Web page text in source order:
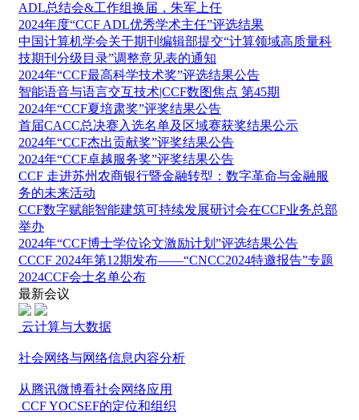
ADL总结会&工作组换届，朱军上任
2024年度“CCF ADL优秀学术主任”评选结果
中国计算机学会关于期刊编辑部提交“计算领域高质量科
技期刊分级目录”调整意见表的通知
2024年“CCF最高科学技术奖”评选结果公告
智能语音与语言交互技术|CCF数图焦点 第45期
2024年“CCF夏培肃奖”评奖结果公告
首届CACC总决赛入选名单及区域赛获奖结果公示
2024年“CCF杰出贡献奖”评奖结果公告
2024年“CCF卓越服务奖”评奖结果公告
CCF 走进苏州农商银行暨金融转型：数字革命与金融服
务的未来活动
CCF数字赋能智能建筑可持续发展研讨会在CCF业务总部
举办
2024年“CCF博士学位论文激励计划”评选结果公告
CCCF 2024年第12期发布——“CNCC2024特邀报告”专题
2024CCF会士名单公布
最新会议
云计算与大数据
社会网络与网络信息内容分析
从腾讯微博看社会网络应用
CCF YOCSEF的定位和组织